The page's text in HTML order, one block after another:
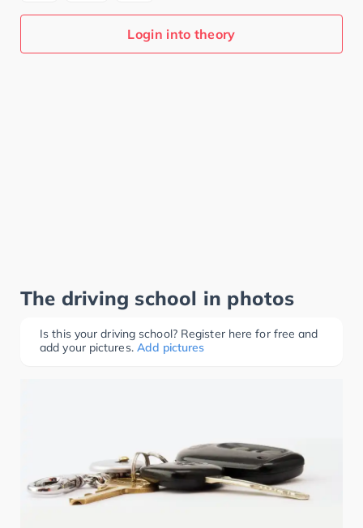
Login into theory
The driving school in photos
Is this your driving school? Register here for free and
add your pictures. Add pictures